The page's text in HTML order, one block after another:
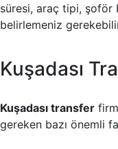
süresi, araç tipi, şoför
belirlemeniz
Kuşadası
Kuşadası transfer
gereken bazı önemli